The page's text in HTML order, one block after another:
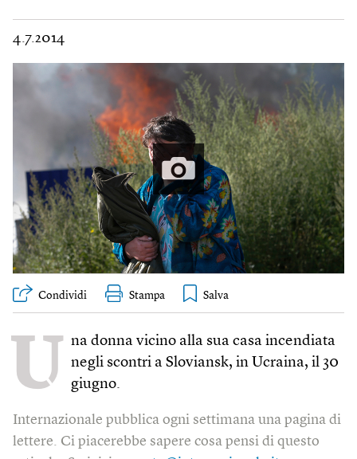
4.7.2014
Condividi Stampa
U na donna vicino alla sua casa incendiata
negli scontri a Sloviansk, in Ucraina, il 30
giugno.
Internazionale pubblica ogni settimana una pagina di
lettere. Ci piacerebbe sapere cosa pensi di questo